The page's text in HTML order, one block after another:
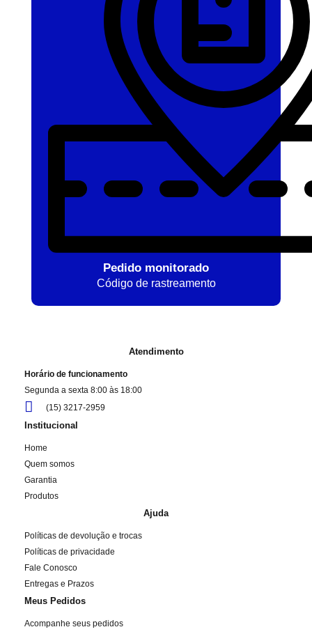
Pedido monitorado
Código de rastreamento
Atendimento
Horário de funcionamento
Segunda a sexta 8:00 às 18:00
(15) 3217-2959
Institucional
Home
Quem somos
Garantia
Produtos
Ajuda
Políticas de devolução e trocas
Políticas de privacidade
Fale Conosco
Entregas e Prazos
Meus Pedidos
Acompanhe seus pedidos